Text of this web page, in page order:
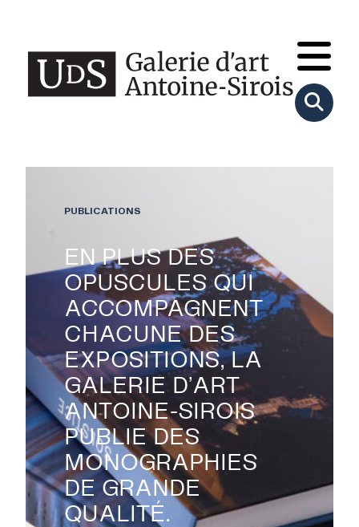
EN PLUS DES
OPUSCULES QUI
ACCOMPAGNENT
CHACUNE DES
EXPOSITIONS, LA
GALERIE D’ART
ANTOINE-SIROIS
PUBLIE DES
MONOGRAPHIES
DE GRANDE
QUALITÉ.
PUBLICATIONS